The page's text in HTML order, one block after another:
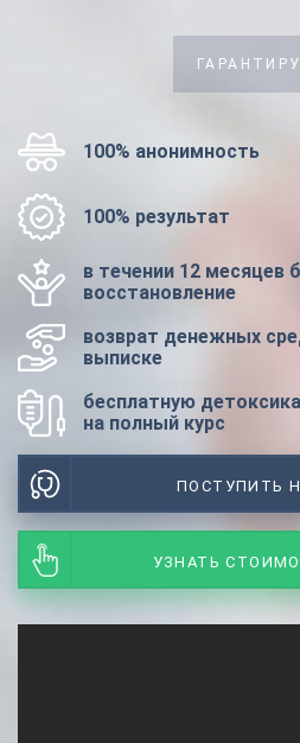
100% анонимность
100% результат
в течении 12 месяцев
восстановление
возврат денежных
выписке
бесплатную
на полный курс
ПОСТУПИТЬ
УЗНАТЬ